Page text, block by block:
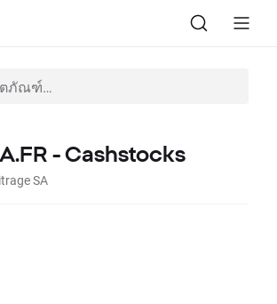
- Cashstocks
SA